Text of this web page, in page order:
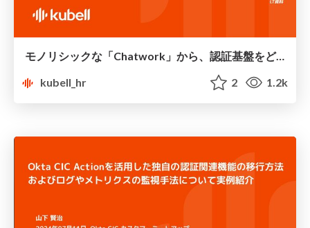
モノリシックな「Chatwork」から、認証基盤をどのように切り出していったか
kubell_hr
2 1.2k